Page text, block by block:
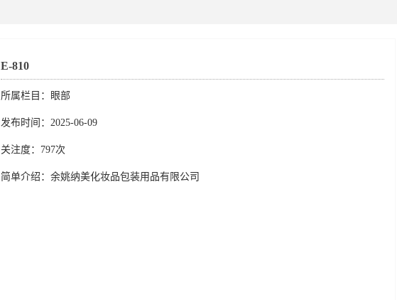
E-810
所属栏目：眼部
发布时间：2025-06-09
关注度：797次
简单介绍：余姚纳美化妆品包装用品有限公司